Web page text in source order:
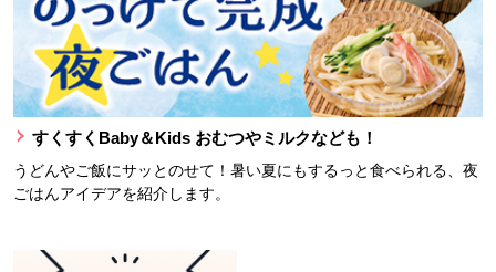
すくすくBaby＆Kids おむつやミルクなども！
うどんやご飯にサッとのせて！暑い夏にもするっと食べられる、夜
ごはんアイデアを紹介します。